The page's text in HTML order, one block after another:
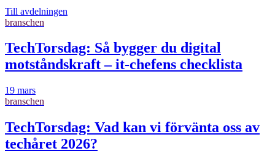
Till avdelningen
branschen
TechTorsdag: Så bygger du digital
motståndskraft – it-chefens checklista
19 mars
branschen
TechTorsdag: Vad kan vi förvänta oss av
techåret 2026?